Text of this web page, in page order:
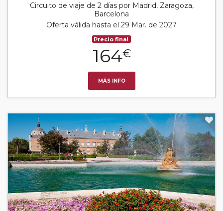
Circuito de viaje de 2 días por Madrid, Zaragoza,
Barcelona
Oferta válida hasta el 29 Mar. de 2027
Precio final
164€
MÁS INFO